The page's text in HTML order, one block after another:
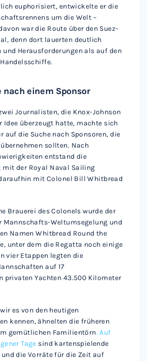
euphorisiert, entwickelte er die
um die Welt –
war die Route über den Suez-
denn dort lauerten deutlich
und Herausforderungen als auf den
nach einem Sponsor
Journalisten, die Knox-Johnson
Idee überzeugt hatte, machte sich
auf die Suche nach Sponsoren, die
sollten. Nach
entstand die
mit der Royal Naval Sailing
mit Colonel Bill Whitbread
Brauerei des Colonels wurde der
Mannschafts-Weltumsegelung und
Namen Whitbread Round the
unter dem die Regatta noch einige
vier Etappen legten die
auf 17
privaten Yachten 43.500 Kilometer
es von den heutigen
kennen, ähnelten die früheren
gemütlichen Familientörn. Auf
Tage sind kartenspielende
und die Vorräte für die Zeit auf